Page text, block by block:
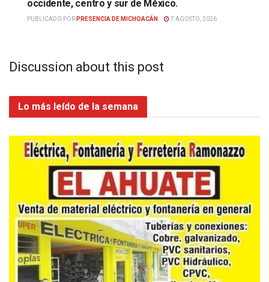
occidente, centro y sur de México.
PUBLICADO POR PRESENCIA DE MICHOACÁN 7 AGOSTO, 2026
Discussion about this post
Lo más leído de la semana